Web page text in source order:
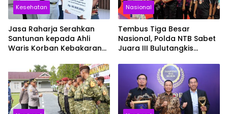
Kesehatan
Jasa Raharja Serahkan
Santunan kepada Ahli
Waris Korban Kebakaran
Nasional
Tembus Tiga Besar
Nasional, Polda NTB Sabet
Juara III Bulutangkis